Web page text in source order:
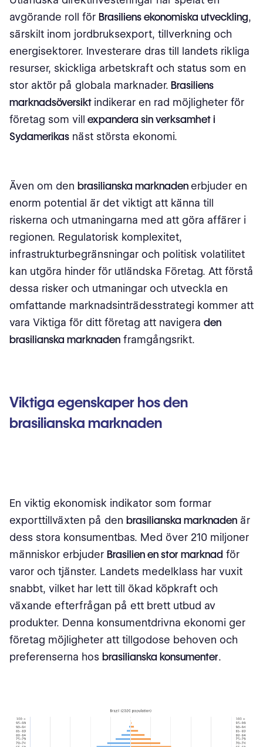
avgörande roll för Brasiliens ekonomiska utveckling,
särskilt inom jordbruksexport, tillverkning och
energisektorer. Investerare dras till landets rikliga
resurser, skickliga arbetskraft och status som en
stor aktör på globala marknader. Brasiliens
marknadsöversikt indikerar en rad möjligheter för
företag som vill expandera sin verksamhet i
Sydamerikas näst största ekonomi.
Även om den brasilianska marknadenerbjuder en
enorm potential är det viktigt att känna till
riskerna och utmaningarna med att göra affärer i
regionen. Regulatorisk komplexitet,
infrastrukturbegränsningar och politisk volatilitet
kan utgöra hinder för utländska Företag. Att förstå
dessa risker och utmaningar och utveckla en
omfattande marknadsinträdesstrategi kommer att
vara Viktiga för ditt företag att navigera den
brasilianska marknaden framgångsrikt.
Viktiga egenskaper hos den
brasilianska marknaden
En viktig ekonomisk indikator som formar
exporttillväxten på den brasilianska marknaden är
dess stora konsumentbas. Med över 210 miljoner
människor erbjuder Brasilien en stor marknad för
varor och tjänster. Landets medelklass har vuxit
snabbt, vilket har lett till ökad köpkraft och
växande efterfrågan på ett brett utbud av
produkter. Denna konsumentdrivna ekonomi ger
företag möjligheter att tillgodose behoven och
preferenserna hos brasilianska konsumenter.